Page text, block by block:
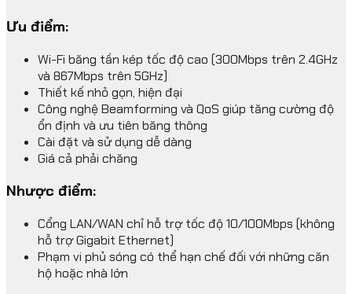
Ưu điểm:
Wi-Fi băng tần kép tốc độ cao (300Mbps trên 2.4GHz
và 867Mbps trên 5GHz)
Thiết kế nhỏ gọn, hiện đại
Công nghệ Beamforming và QoS giúp tăng cường độ
ổn định và ưu tiên băng thông
Cài đặt và sử dụng dễ dàng
Giá cả phải chăng
Nhược điểm:
Cổng LAN/WAN chỉ hỗ trợ tốc độ 10/100Mbps (không
hỗ trợ Gigabit Ethernet)
Phạm vi phủ sóng có thể hạn chế đối với những căn
hộ hoặc nhà lớn